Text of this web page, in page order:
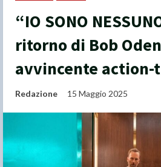
“IO SONO
ritorno di Bob
avvincente
Redazione 15 Maggio 2025